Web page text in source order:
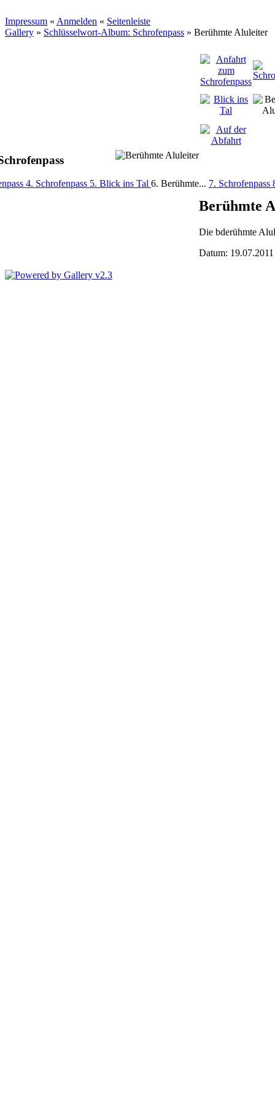
Impressum « Anmelden « Seitenleiste
Gallery » Schlüsselwort-Album: Schrofenpass » Berühmte Aluleiter
Berühmte
Die bderühmte
Datum: 19.07.2011
4. Schrofenpass 5. Blick ins Tal 6. Berühmte... 7. Schrofenpass